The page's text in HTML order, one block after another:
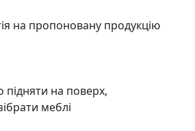
на пропоновану продукцію
на поверх,
меблі